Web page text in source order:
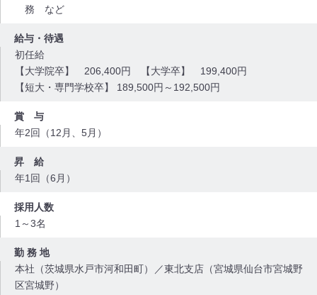
務 など
給与・待遇
初任給
【大学院卒】 206,400円 【大学卒】 199,400円
【短大・専門学校卒】 189,500円～192,500円
賞 与
年2回（12月、5月）
昇 給
年1回（6月）
採用人数
1～3名
勤 務 地
本社（茨城県水戸市河和田町）／東北支店（宮城県仙台市宮城野
区宮城野）